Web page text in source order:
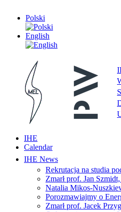
Polski
English
IHE
Calendar
IHE News
Rekrutacja na studia
Zmarł prof. Jan
Natalia Mikos-
Porozmawiajmy o
Zmarł prof. Jacek